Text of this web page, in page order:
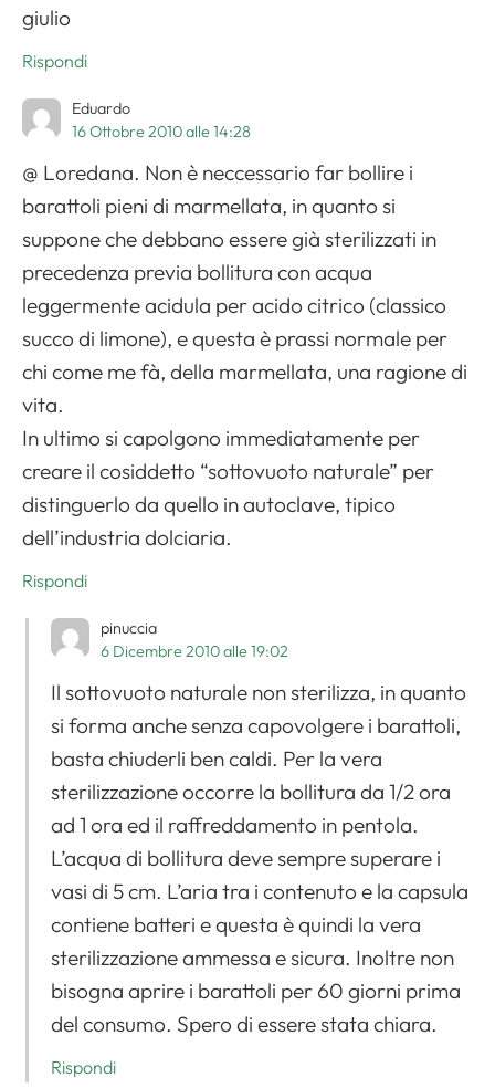
giulio
Rispondi
Eduardo
16 Ottobre 2010 alle 14:28
@ Loredana. Non è neccessario far bollire i
barattoli pieni di marmellata, in quanto si
suppone che debbano essere già sterilizzati in
precedenza previa bollitura con acqua
leggermente acidula per acido citrico (classico
succo di limone), e questa è prassi normale per
chi come me fà, della marmellata, una ragione di
vita.
In ultimo si capolgono immediatamente per
creare il cosiddetto “sottovuoto naturale” per
distinguerlo da quello in autoclave, tipico
dell’industria dolciaria.
Rispondi
pinuccia
6 Dicembre 2010 alle 19:02
Il sottovuoto naturale non sterilizza, in quanto
si forma anche senza capovolgere i barattoli,
basta chiuderli ben caldi. Per la vera
sterilizzazione occorre la bollitura da 1/2 ora
ad 1 ora ed il raffreddamento in pentola.
L’acqua di bollitura deve sempre superare i
vasi di 5 cm. L’aria tra i contenuto e la capsula
contiene batteri e questa è quindi la vera
sterilizzazione ammessa e sicura. Inoltre non
bisogna aprire i barattoli per 60 giorni prima
del consumo. Spero di essere stata chiara.
Rispondi